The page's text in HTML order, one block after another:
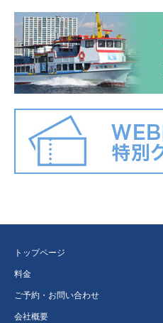
トップページ
料金
ご予約・お問い合わせ
会社概要